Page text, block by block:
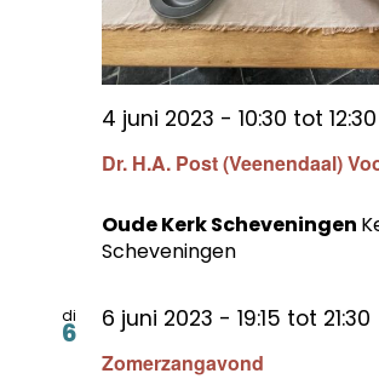
Dr. H.A. Post (Veenendaal)
4 juni 2023 - 10:30 tot 12:30
Oude Kerk Scheveningen
Scheveningen
di
6
Zomerzangavond
6 juni 2023 - 19:15 tot 21:30